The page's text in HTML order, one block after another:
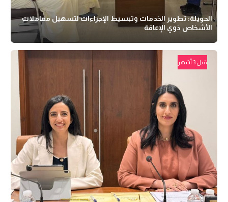
الحويلة: تطوير الخدمات وتبسيط الإجراءات لتسهيل معاملات
الأشخاص ذوي الإعاقة
قبل 3 أشهر